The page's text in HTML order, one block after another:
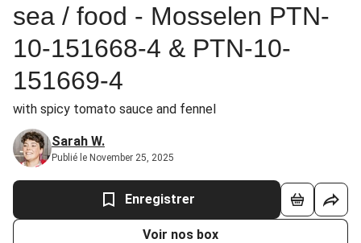
sea / food - Mosselen PTN-
10-151668-4 & PTN-10-
151669-4
with spicy tomato sauce and fennel
Sarah W.
Publié le November 25, 2025
Enregistrer
Voir nos box